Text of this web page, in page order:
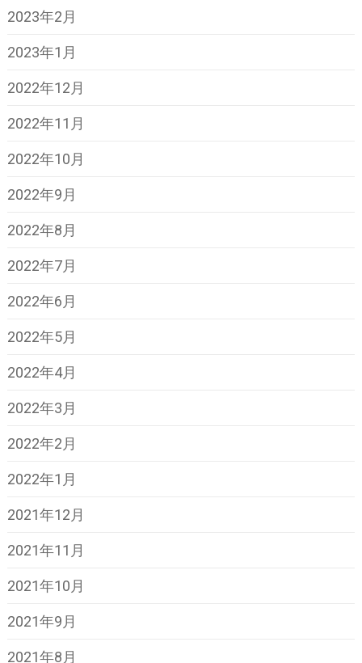
2023年2月
2023年1月
2022年12月
2022年11月
2022年10月
2022年9月
2022年8月
2022年7月
2022年6月
2022年5月
2022年4月
2022年3月
2022年2月
2022年1月
2021年12月
2021年11月
2021年10月
2021年9月
2021年8月